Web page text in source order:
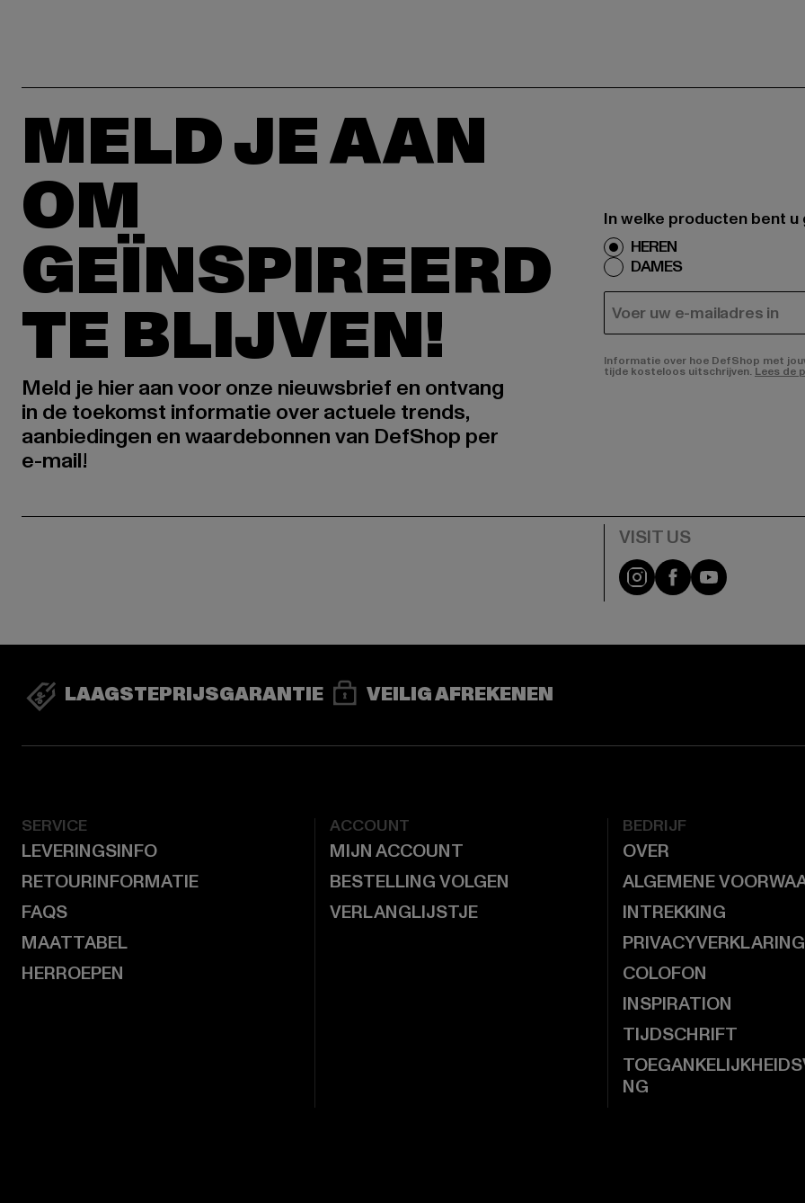
MELD JE AAN
OM
GEÏNSPIREERD
TE BLIJVEN!
Meld je hier aan voor onze nieuwsbrief en ontvang
in de toekomst informatie over actuele trends,
aanbiedingen en waardebonnen van DefShop per
e-mail!
In welke producten bent
HEREN
DAMES
E-MAIL
Informatie over hoe DefShop met
tijde kosteloos uitschrijven. Lees de
Visit our Instagram
Visit ourVisit our
LAAGSTEPRIJSGARANTIE VEILIG AFREKENEN
SERVICE
LEVERINGSINFO
RETOURINFORMATIE
FAQS
MAATTABEL
HERROEPEN
ACCOUNT
MIJN ACCOUNT
BESTELLING VOLGEN
VERLANGLIJSTJE
BEDRIJF
OVER
ALGEMENE
INTREKKING
PRIVACYVERKLARING
COLOFON
INSPIRATION
TIJDSCHRIFT
NG